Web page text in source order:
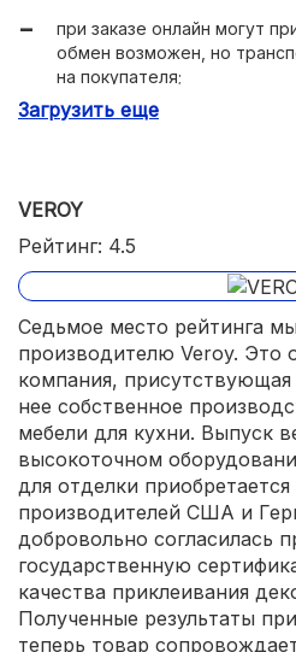
при заказе онлайн могут
обмен возможен, но
на покупателя;
на темных поверхностях
Загрузить еще
VEROY
Рейтинг: 4.5
Седьмое место рейтинга
производителю Veroy. Это
компания,
нее собственное
мебели для кухни. Выпуск
высокоточном
для отделки
производителей США и
добровольно согласилась
государственную
качества приклеивания
Полученные результаты
теперь товар